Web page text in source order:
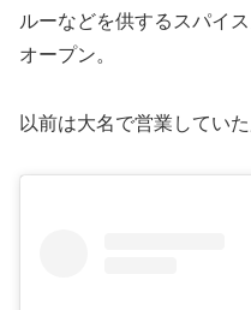
ルーなどを供するスパイ
オープン。
以前は大名で営業してい